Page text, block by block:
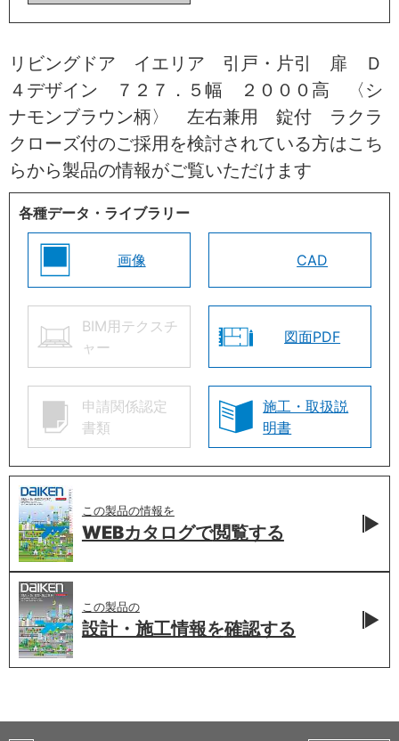
リビングドア イエリア 引戸・片引 扉 Ｄ
４デザイン ７２７．５幅 ２０００高 〈シ
ナモンブラウン柄〉 左右兼用 錠付 ラクラ
クローズ付のご採用を検討されている方はこち
らから製品の情報がご覧いただけます
各種データ・ライブラリー
画像 CAD
BIM用テクスチ
ャー
図面PDF
申請関係認定
書類
施工・取扱説
明書
この製品の情報を
WEBカタログで閲覧する
この製品の
設計・施工情報を確認する